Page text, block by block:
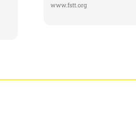
www.fstt.org